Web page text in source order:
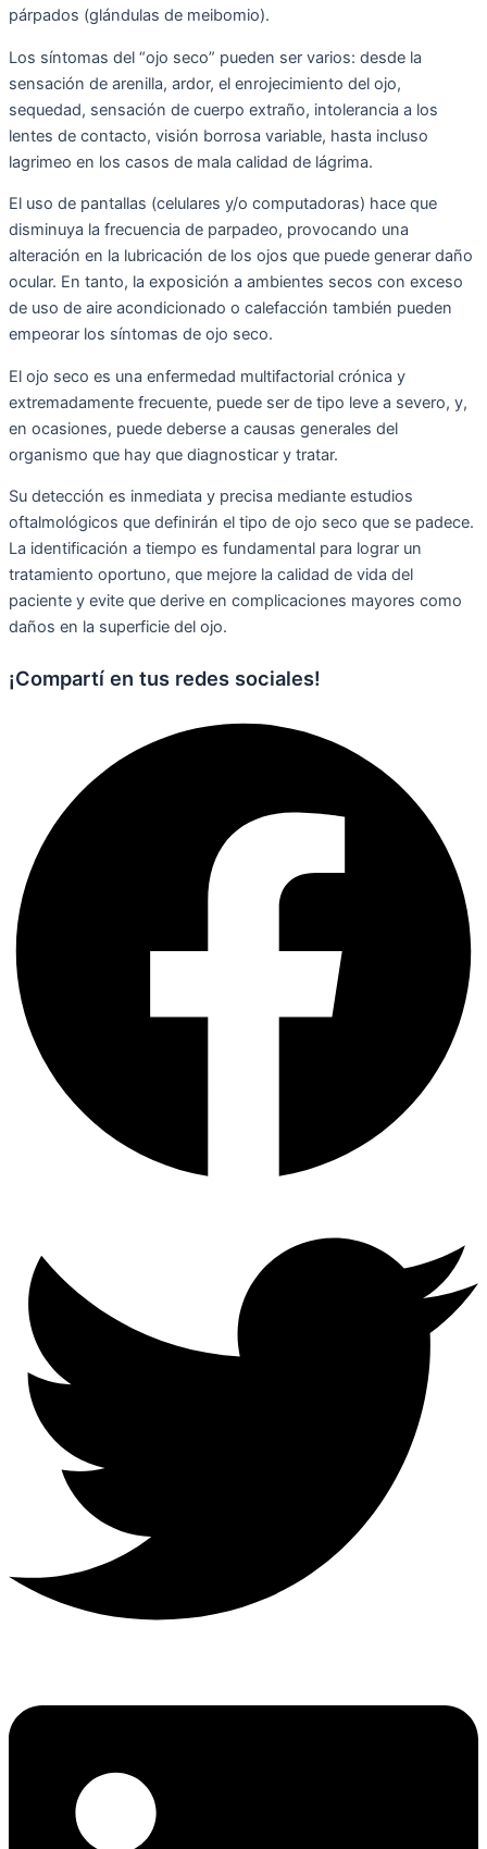
párpados (glándulas de meibomio).
Los síntomas del “ojo seco” pueden ser varios: desde la
sensación de arenilla, ardor, el enrojecimiento del ojo,
sequedad, sensación de cuerpo extraño, intolerancia a los
lentes de contacto, visión borrosa variable, hasta incluso
lagrimeo en los casos de mala calidad de lágrima.
El uso de pantallas (celulares y/o computadoras) hace que
disminuya la frecuencia de parpadeo, provocando una
alteración en la lubricación de los ojos que puede generar daño
ocular. En tanto, la exposición a ambientes secos con exceso
de uso de aire acondicionado o calefacción también pueden
empeorar los síntomas de ojo seco.
El ojo seco es una enfermedad multifactorial crónica y
extremadamente frecuente, puede ser de tipo leve a severo, y,
en ocasiones, puede deberse a causas generales del
organismo que hay que diagnosticar y tratar.
Su detección es inmediata y precisa mediante estudios
oftalmológicos que definirán el tipo de ojo seco que se padece.
La identificación a tiempo es fundamental para lograr un
tratamiento oportuno, que mejore la calidad de vida del
paciente y evite que derive en complicaciones mayores como
daños en la superficie del ojo.
¡Compartí en tus redes sociales!